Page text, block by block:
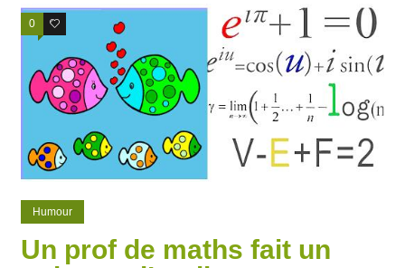
0 0
Humour
Un prof de maths fait un